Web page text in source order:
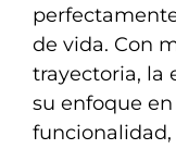
de vida. Con
trayectoria, la
su enfoque